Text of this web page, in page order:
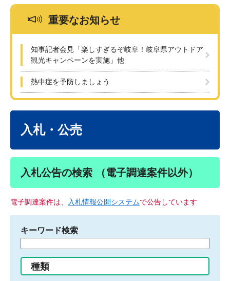
重要なお知らせ
知事記者会見「楽しすぎるぞ岐阜！岐阜県アウトドア
観光キャンペーンを実施」他
熱中症を予防しましょう
入札・公売
入札公告の検索 （電子調達案件以外）
電子調達案件は、 入札情報公開システムで公告しています
キーワード検索
る
種類